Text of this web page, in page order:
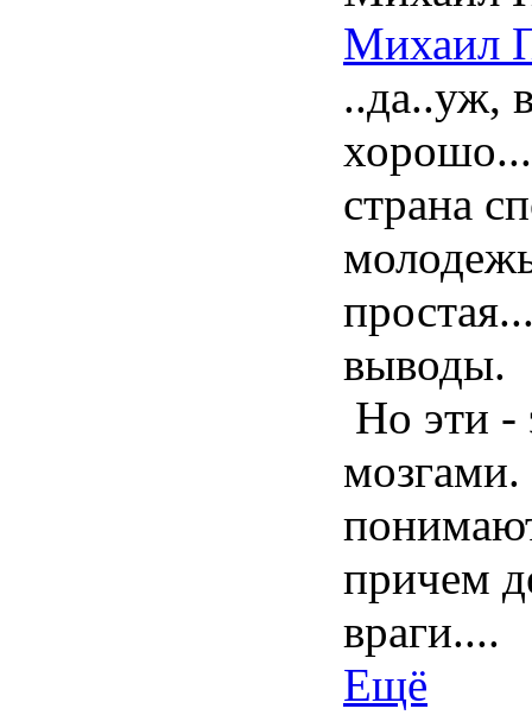
Михаил
..да..уж,
страна
выводы.
Но эти -
причем
враги....
Ещё